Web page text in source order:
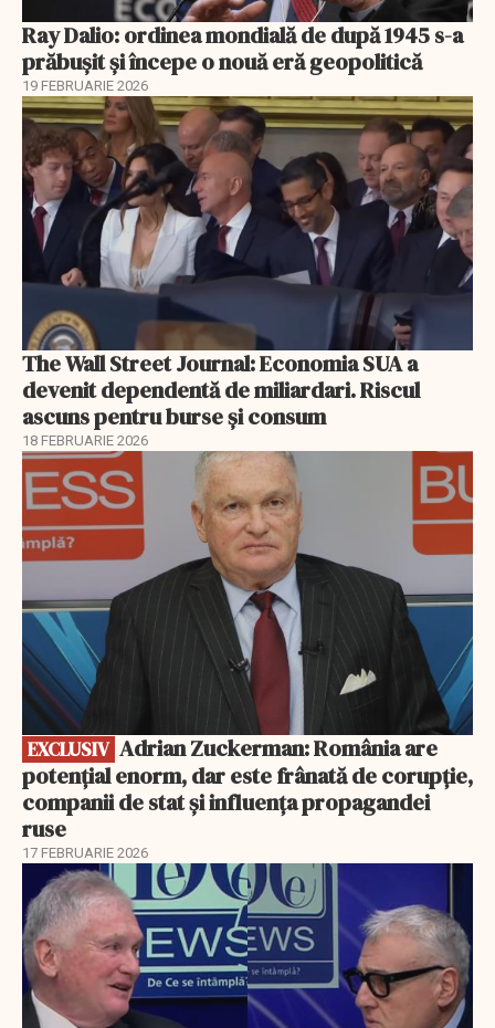
Ray Dalio: ordinea mondială de după 1945 s-a
prăbușit și începe o nouă eră geopolitică
19 FEBRUARIE 2026
The Wall Street Journal: Economia SUA a
devenit dependentă de miliardari. Riscul
ascuns pentru burse și consum
18 FEBRUARIE 2026
EXCLUSIV
EXCLUSIV
potențial enorm, dar este frânată de corupție,
companii de stat și influența propagandei
ruse
17 FEBRUARIE 2026
EXCLUSIV